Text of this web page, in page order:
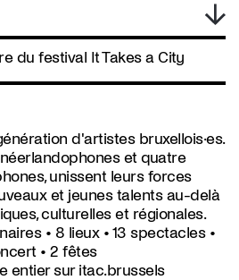
du festival It Takes a City
d'artistes bruxellois·es.
et quatre
unissent leurs forces
et jeunes talents au-delà
culturelles et régionales.
• 8 lieux • 13 spectacles •
• 2 fêtes
entier sur itac.brussels